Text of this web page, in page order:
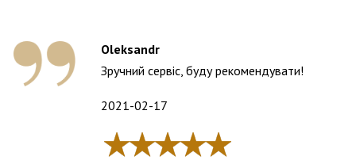
Oleksandr
Зручний сервіс, буду рекомендувати!
2021-02-17